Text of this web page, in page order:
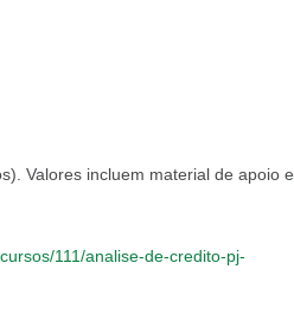
Valores incluem material de apoio e
111/analise-de-credito-pj-